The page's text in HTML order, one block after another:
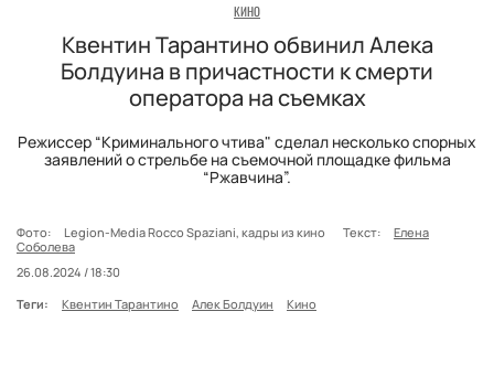
КИНО
Квентин Тарантино обвинил Алека
Болдуина в причастности к смерти
оператора на съемках
Режиссер “Криминального чтива" сделал несколько спорных
заявлений о стрельбе на съемочной площадке фильма
“Ржавчина”.
Фото: Legion-Media Rocco Spaziani, кадры из кино Текст:
Елена
Соболева
26.08.2024 / 18:30
Теги:
Квентин Тарантино Алек Болдуин Кино